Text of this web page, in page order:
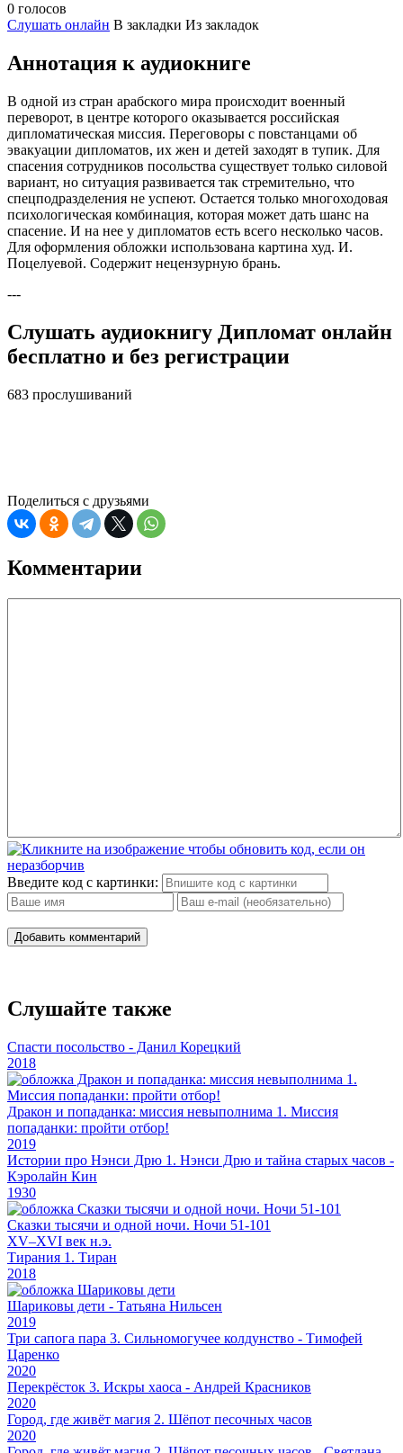
0 голосов
Слушать онлайн В закладки Из закладок
Аннотация к аудиокниге
В одной из стран арабского мира происходит военный
переворот, в центре которого оказывается российская
дипломатическая миссия. Переговоры с повстанцами об
эвакуации дипломатов, их жен и детей заходят в тупик. Для
спасения сотрудников посольства существует только силовой
вариант, но ситуация развивается так стремительно, что
спецподразделения не успеют. Остается только многоходовая
психологическая комбинация, которая может дать шанс на
спасение. И на нее у дипломатов есть всего несколько часов.
Для оформления обложки использована картина худ. И.
Поцелуевой. Содержит нецензурную брань.
---
Слушать аудиокнигу Дипломат онлайн
бесплатно и без регистрации
683 прослушиваний
Поделиться с друзьями
Комментарии
Введите код с картинки:
Добавить комментарий
Слушайте также
Спасти посольство - Данил Корецкий
2018
Дракон и попаданка: миссия невыполнима 1. Миссия
попаданки: пройти отбор!
2019
Истории про Нэнси Дрю 1. Нэнси Дрю и тайна старых часов -
Кэролайн Кин
1930
Сказки тысячи и одной ночи. Ночи 51-101
XV–XVI век н.э.
Тирания 1. Тиран
2018
Шариковы дети - Татьяна Нильсен
2019
Три сапога пара 3. Сильномогучее колдунство - Тимофей
Царенко
2020
Перекрёсток 3. Искры хаоса - Андрей Красников
2020
Город, где живёт магия 2. Шёпот песочных часов
2020